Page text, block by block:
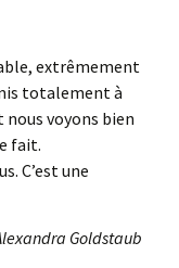
extrêmement
totalement à
nous voyons bien
fait.
C’est une
Goldstaub